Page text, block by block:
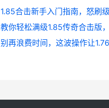
1.85合击新手入门指南，怒刷
教你轻松满级1.85传奇合击版
别再浪费时间，这波操作让1.76